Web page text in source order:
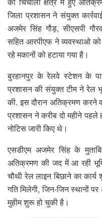
जिला प्रशासन ने संयुक्त
अजमेर सिंह गौड़, सीएसपी
सहित आरपीएफ ने व्यवस्थाओ
रहे मकानों को हटाया गया है।
बुरहानपुर के रेलवे स्टेशन के
प्रशासन की संयुक्त टीम ने रेल
की. इस दौरान अतिक्रमण करने
प्रशासन ने करीब दो महीने पहले
नोटिस जारी किए थे।
एसडीएम अजमेर सिंह के
अतिक्रमण की जद में आ रही
चौथी रेल लाइन बिछाने का
गति मिलेगी, जिन-जिन स्थानों
मुहीम शुरू हो चुकी है।